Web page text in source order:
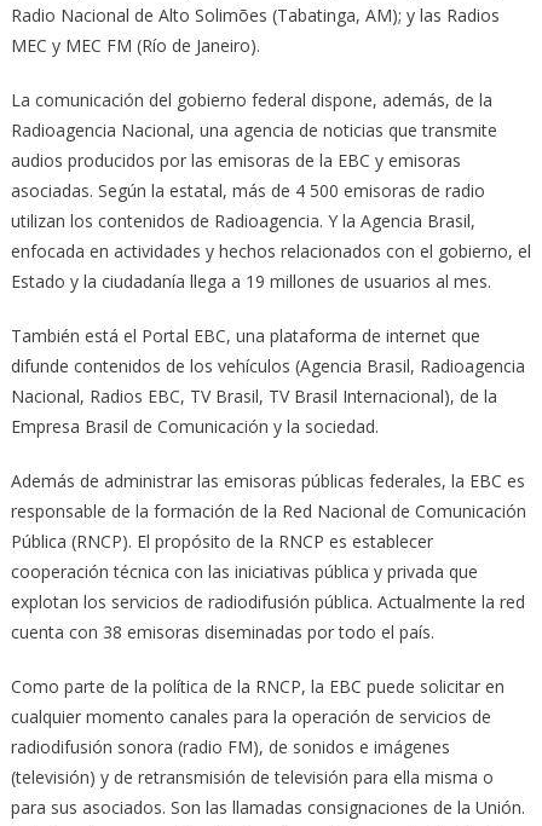
Radio Nacional de Alto Solimões (Tabatinga, AM); y las Radios
MEC y MEC FM (Río de Janeiro).
La comunicación del gobierno federal dispone, además, de la
Radioagencia Nacional, una agencia de noticias que transmite
audios producidos por las emisoras de la EBC y emisoras
asociadas. Según la estatal, más de 4 500 emisoras de radio
utilizan los contenidos de Radioagencia. Y la Agencia Brasil,
enfocada en actividades y hechos relacionados con el gobierno, el
Estado y la ciudadanía llega a 19 millones de usuarios al mes.
También está el Portal EBC, una plataforma de internet que
difunde contenidos de los vehículos (Agencia Brasil, Radioagencia
Nacional, Radios EBC, TV Brasil, TV Brasil Internacional), de la
Empresa Brasil de Comunicación y la sociedad.
Además de administrar las emisoras públicas federales, la EBC es
responsable de la formación de la Red Nacional de Comunicación
Pública (RNCP). El propósito de la RNCP es establecer
cooperación técnica con las iniciativas pública y privada que
explotan los servicios de radiodifusión pública. Actualmente la red
cuenta con 38 emisoras diseminadas por todo el país.
Como parte de la política de la RNCP, la EBC puede solicitar en
cualquier momento canales para la operación de servicios de
radiodifusión sonora (radio FM), de sonidos e imágenes
(televisión) y de retransmisión de televisión para ella misma o
para sus asociados. Son las llamadas consignaciones de la Unión.